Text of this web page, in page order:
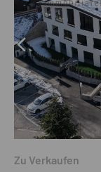
Zu Verkaufen